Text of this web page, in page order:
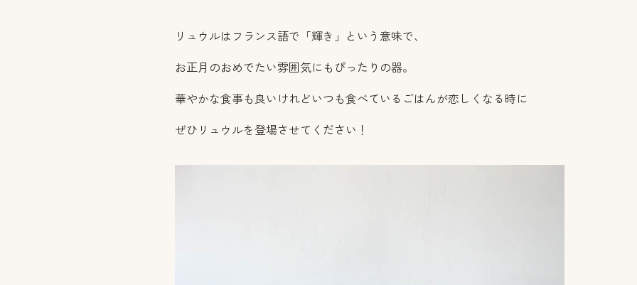
リュウルはフランス語で「輝き」という意味で、
お正月のおめでたい雰囲気にもぴったりの器。
華やかな食事も良いけれどいつも食べているごはんが恋しくなる時に
ぜひリュウルを登場させてください！